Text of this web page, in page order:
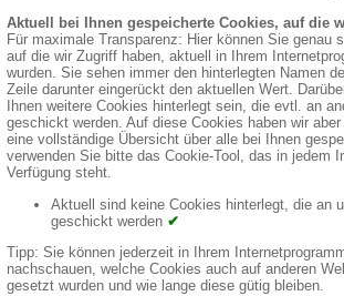
Aktuell bei Ihnen gespeicherte Cookies, auf die
Für maximale Transparenz: Hier können Sie genau
auf die wir Zugriff haben, aktuell in Ihrem
wurden. Sie sehen immer den hinterlegten Namen
Zeile darunter eingerückt den aktuellen Wert.
Ihnen weitere Cookies hinterlegt sein, die evtl. an
geschickt werden. Auf diese Cookies haben wir
eine vollständige Übersicht über alle bei Ihnen
verwenden Sie bitte das Cookie-Tool, das in jedem
Verfügung steht.
Aktuell sind keine Cookies hinterlegt, die an
geschickt werden ✔
Tipp: Sie können jederzeit in Ihrem
nachschauen, welche Cookies auch auf anderen
gesetzt wurden und wie lange diese gütig bleiben.